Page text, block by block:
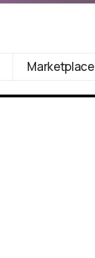
Marketplace